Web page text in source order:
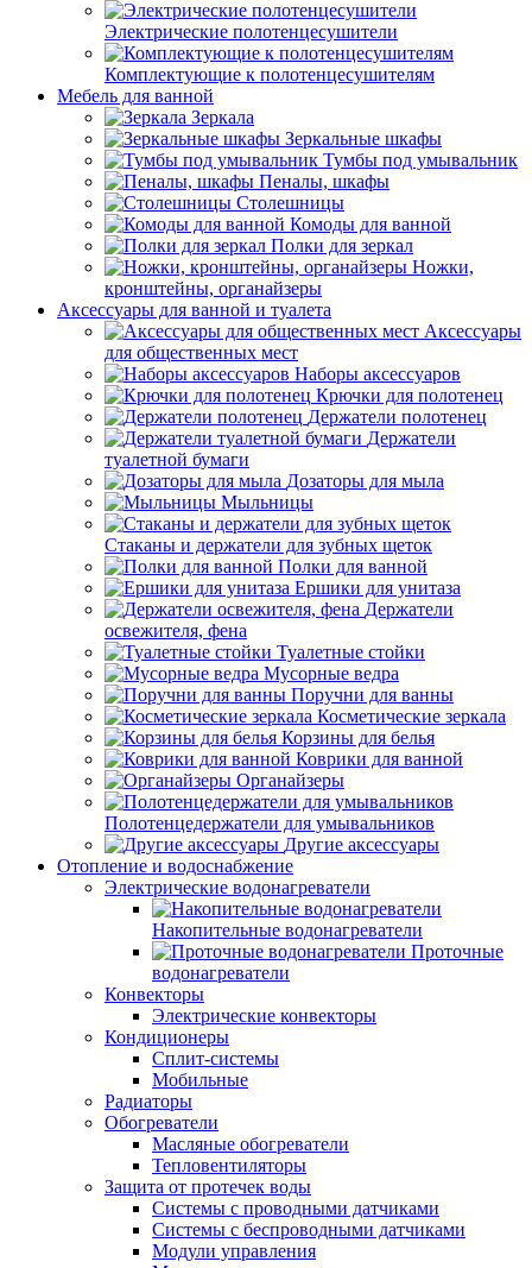
Электрические полотенцесушители
Комплектующие к полотенцесушителям
Мебель для ванной
Зеркала
Зеркальные шкафы
Тумбы под умывальник
Пеналы, шкафы
Столешницы
Комоды для ванной
Полки для зеркал
Ножки,
кронштейны, органайзеры
Аксессуары для ванной и туалета
Аксессуары
для общественных мест
Наборы аксессуаров
Крючки для полотенец
Держатели полотенец
Держатели
туалетной бумаги
Дозаторы для мыла
Мыльницы
Стаканы и держатели для зубных щеток
Полки для ванной
Ершики для унитаза
Держатели
освежителя, фена
Туалетные стойки
Мусорные ведра
Поручни для ванны
Косметические зеркала
Корзины для белья
Коврики для ванной
Органайзеры
Полотенцедержатели для умывальников
Другие аксессуары
Отопление и водоснабжение
Электрические водонагреватели
Накопительные водонагреватели
Проточные
водонагреватели
Конвекторы
Электрические конвекторы
Кондиционеры
Сплит-системы
Мобильные
Радиаторы
Обогреватели
Масляные обогреватели
Тепловентиляторы
Защита от протечек воды
Системы с проводными датчиками
Системы с беспроводными датчиками
Модули управления